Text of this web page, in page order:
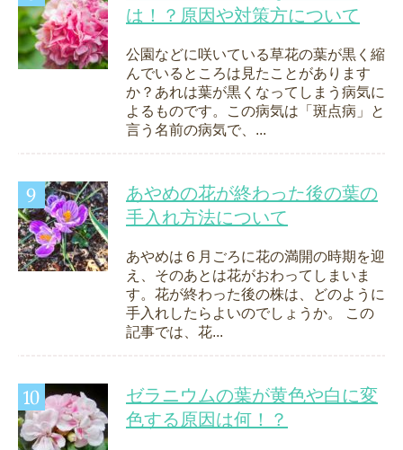
は！？原因や対策方について
公園などに咲いている草花の葉が黒く縮
んでいるところは見たことがあります
か？あれは葉が黒くなってしまう病気に
よるものです。この病気は「斑点病」と
言う名前の病気で、...
あやめの花が終わった後の葉の
手入れ方法について
あやめは６月ごろに花の満開の時期を迎
え、そのあとは花がおわってしまいま
す。花が終わった後の株は、どのように
手入れしたらよいのでしょうか。 この
記事では、花...
ゼラニウムの葉が黄色や白に変
色する原因は何！？